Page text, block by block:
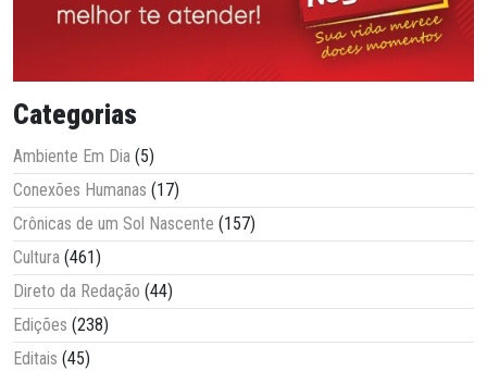
Categorias
Ambiente Em Dia (5)
Conexões Humanas (17)
Crônicas de um Sol Nascente (157)
Cultura (461)
Direto da Redação (44)
Edições (238)
Editais (45)